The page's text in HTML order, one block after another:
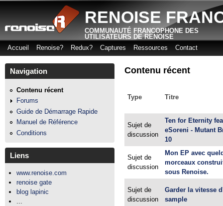
RENOISE
COMMUNAUTÉ FRANCOPHONE DES
UTILISATEURS DE RENOISE
Menu principal
Accueil Renoise? Redux? Captures Ressources Contact
Contenu récent
Type Titre
Sujet de
discussion
Ten for Eternity
eSoreni - Mutant
10
Sujet de
discussion
Mon EP avec
morceaux
sous Renoise.
Sujet de
discussion
Garder la vitesse
sample
Navigation
Contenu récent
Forums
Guide de Démarrage Rapide
Manuel de Référence
Conditions
Liens
www.renoise.com
renoise gate
blog lapinic